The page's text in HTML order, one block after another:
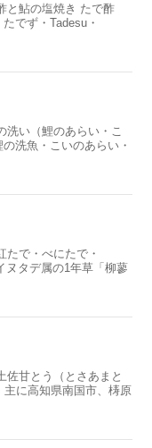
と鮎の塩焼き たで酢
でず・Tadesu・
洗い（鯉のあらい・こ
洗魚・こいのあらい・
たで・べにたで・
ヌタデ属の1年草「柳蓼
佐甘とう（とさあまと
主に高知県南国市、梼原